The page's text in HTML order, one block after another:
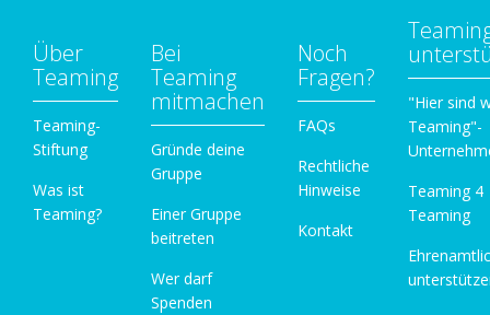
Über
Teaming
Teaming-
Stiftung
Was ist
Teaming?
Bei
Teaming
mitmachen
Gründe deine
Gruppe
Einer Gruppe
beitreten
Wer darf
Spenden
Noch
Fragen?
FAQs
Rechtliche
Hinweise
Kontakt
"Hier sind
Teaming"-
Teaming 4
Teaming